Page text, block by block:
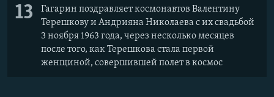
13
Гагарин поздравляет космонавтов Валентину
Терешкову и Андрияна Николаева с их свадьбой
3 ноября 1963 года, через несколько месяцев
после того, как Терешкова стала первой
женщиной, совершившей полет в космос